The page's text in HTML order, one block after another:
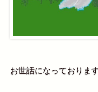
お世話になっておりま